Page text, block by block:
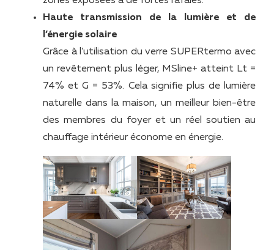
Haute transmission de la lumière et de
l’énergie solaire
Grâce à l’utilisation du verre SUPERtermo avec
un revêtement plus léger, MSline+ atteint Lt =
74% et G = 53%. Cela signifie plus de lumière
naturelle dans la maison, un meilleur bien-être
des membres du foyer et un réel soutien au
chauffage intérieur économe en énergie.